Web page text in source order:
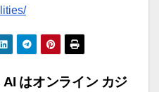
AI はオンライン カジ